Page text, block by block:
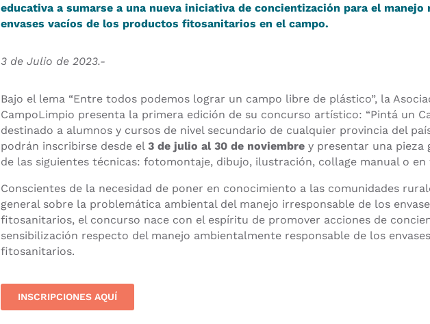
educativa a sumarse a una nueva iniciativa de concientización para el manejo
envases vacíos de los productos fitosanitarios en el campo.
3 de Julio de 2023.-
Bajo el lema “Entre todos podemos lograr un campo libre de plástico”, la
CampoLimpio presenta la primera edición de su concurso artístico: “Pintá un
destinado a alumnos y cursos de nivel secundario de cualquier provincia del
podrán inscribirse desde el 3 de julio al 30 de noviembrey presentar una pieza
de las siguientes técnicas: fotomontaje, dibujo, ilustración, collage manual o
Conscientes de la necesidad de poner en conocimiento a las comunidades
general sobre la problemática ambiental del manejo irresponsable de los
fitosanitarios, el concurso nace con el espíritu de promover acciones de
sensibilización respecto del manejo ambientalmente responsable de los
fitosanitarios.
INSCRIPCIONES AQUÍ